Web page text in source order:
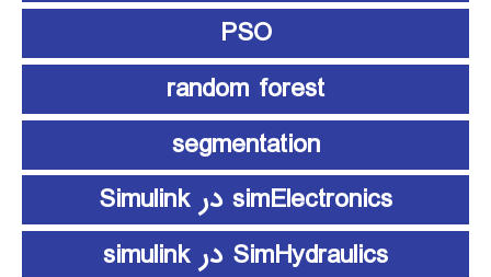
PSO
random forest
segmentation
simElectronics در Simulink
SimHydraulics در simulink